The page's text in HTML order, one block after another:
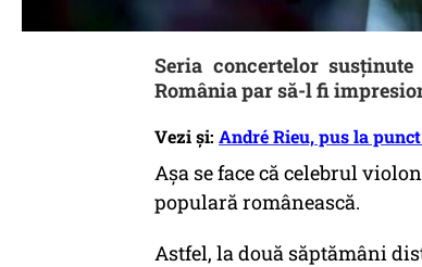
Seria concertelor
România par să-l fi
Vezi și: André Rieu, pus la
Așa se face că celebrul
populară românească.
Astfel, la două săptămâni